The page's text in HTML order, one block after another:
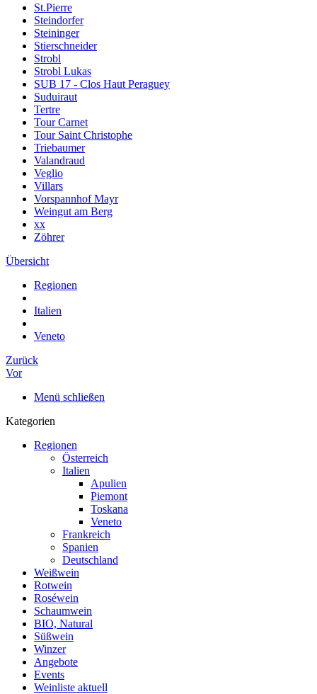
St.Pierre
Steindorfer
Steininger
Stierschneider
Strobl
Strobl Lukas
SUB 17 - Clos Haut Peraguey
Suduiraut
Tertre
Tour Carnet
Tour Saint Christophe
Triebaumer
Valandraud
Veglio
Villars
Vorspannhof Mayr
Weingut am Berg
xx
Zöhrer
Übersicht
Regionen
Italien
Veneto
Zurück
Vor
Menü schließen
Kategorien
Regionen
Österreich
Italien
Apulien
Piemont
Toskana
Veneto
Frankreich
Spanien
Deutschland
Weißwein
Rotwein
Roséwein
Schaumwein
BIO, Natural
Süßwein
Winzer
Angebote
Events
Weinliste aktuell